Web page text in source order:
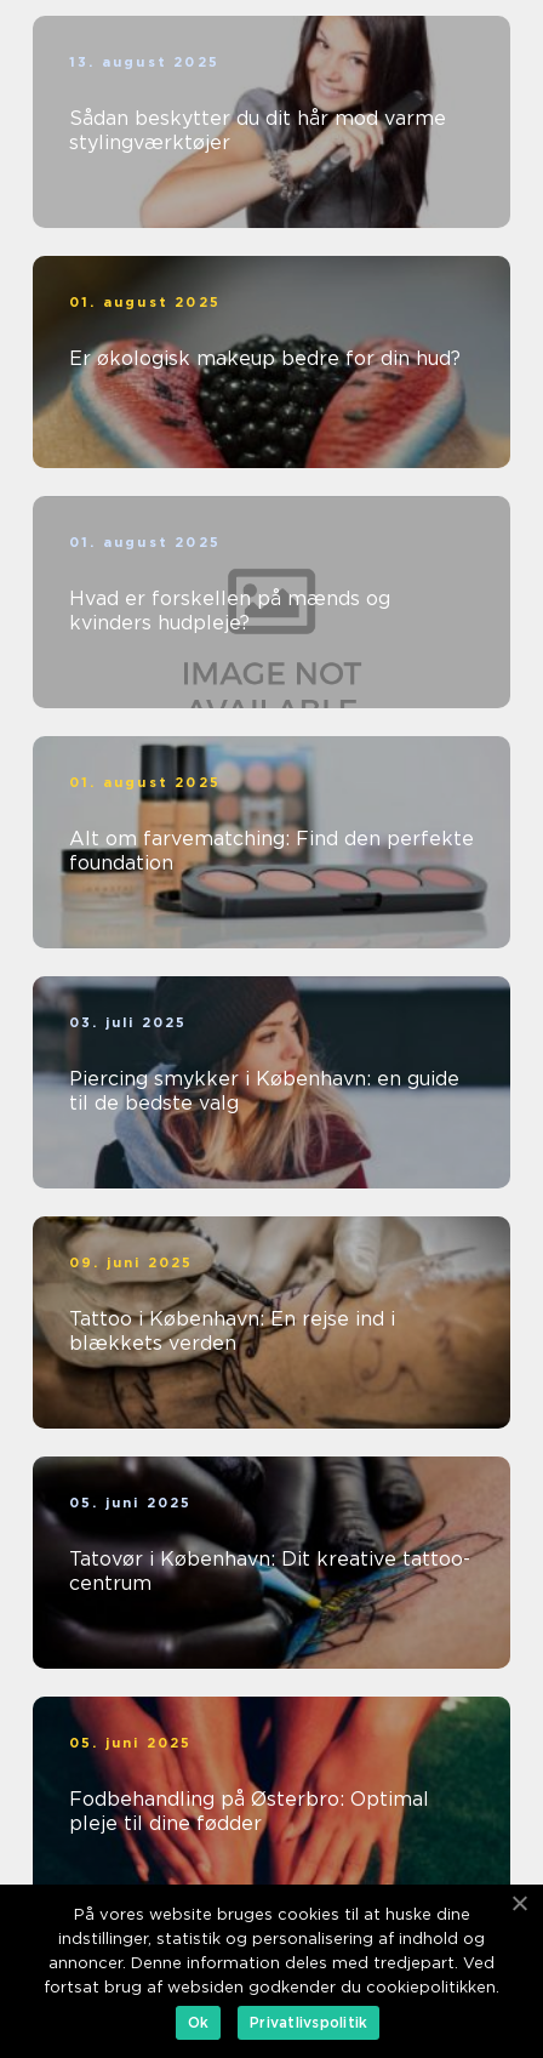
13. august 2025
Sådan beskytter du dit hår mod varme
stylingværktøjer
01. august 2025
Er økologisk makeup bedre for din hud?
01. august 2025
Hvad er forskellen på mænds og
kvinders hudpleje?
01. august 2025
Alt om farvematching: Find den perfekte
foundation
03. juli 2025
Piercing smykker i København: en guide
til de bedste valg
09. juni 2025
Tattoo i København: En rejse ind i
blækkets verden
05. juni 2025
Tatovør i København: Dit kreative tattoo-
centrum
05. juni 2025
Fodbehandling på Østerbro: Optimal
pleje til dine fødder
03. februar 2025
Skønhedsklinik Holbæk: et sted for
På vores website bruges cookies til at huske dine
indstillinger, statistik og personalisering af indhold og
annoncer. Denne information deles med tredjepart. Ved
fortsat brug af websiden godkender du cookiepolitikken.
Ok
Privatlivspolitik